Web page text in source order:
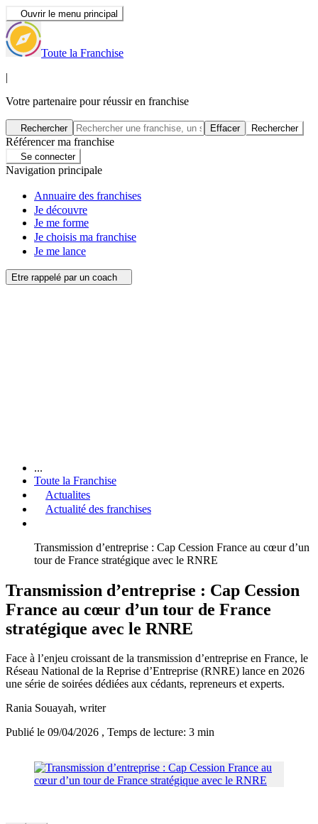
Ouvrir le menu principal
Toute la Franchise
|
Votre partenaire pour réussir en franchise
Rechercher Effacer Rechercher
Référencer ma franchise
Se connecter
Navigation principale
Annuaire des franchises
Je découvre
Je me forme
Je choisis ma franchise
Je me lance
Etre rappelé par un coach
...
Toute la Franchise
Actualites
Actualité des franchises
Transmission d’entreprise : Cap Cession France au cœur d’un
tour de France stratégique avec le RNRE
Transmission d’entreprise : Cap Cession
France au cœur d’un tour de France
stratégique avec le RNRE
Face à l’enjeu croissant de la transmission d’entreprise en France, le
Réseau National de la Reprise d’Entreprise (RNRE) lance en 2026
une série de soirées dédiées aux cédants, repreneurs et experts.
Rania Souayah, writer
Publié le 09/04/2026 , Temps de lecture: 3 min